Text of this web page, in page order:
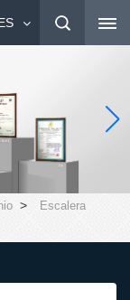
>
Escalera